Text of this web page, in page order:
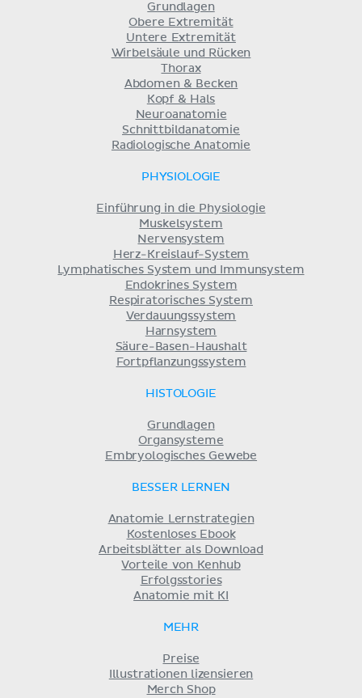
Grundlagen
Obere Extremität
Untere Extremität
Wirbelsäule und Rücken
Thorax
Abdomen & Becken
Kopf & Hals
Neuroanatomie
Schnittbildanatomie
Radiologische Anatomie
PHYSIOLOGIE
Einführung in die Physiologie
Muskelsystem
Nervensystem
Herz-Kreislauf-System
Lymphatisches System und Immunsystem
Endokrines System
Respiratorisches System
Verdauungssystem
Harnsystem
Säure-Basen-Haushalt
Fortpflanzungssystem
HISTOLOGIE
Grundlagen
Organsysteme
Embryologisches Gewebe
BESSER LERNEN
Anatomie Lernstrategien
Kostenloses Ebook
Arbeitsblätter als Download
Vorteile von Kenhub
Erfolgsstories
Anatomie mit KI
MEHR
Preise
Illustrationen lizensieren
Merch Shop